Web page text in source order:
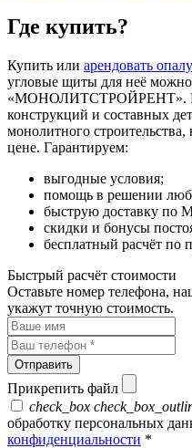
Где купить?
Купить или арендовать
угловые щиты для неё
«МОНОЛИТСТРОЙРЕНТ».
конструкций и составных
монолитного
цене. Гарантируем:
выгодные условия;
помощь в решении
быструю доставку по
скидки и бонусы
бесплатный расчёт по
Быстрый расчёт стоимости
Оставьте номер телефона,
укажут точную стоимость.
Прикрепить файл
check_box
обработку персональных
конфиденциальности *